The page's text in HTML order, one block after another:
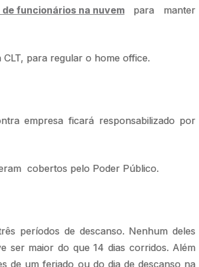
funcionários na nuvempara manter
para regular o home office.
empresa ficará responsabilizado por
cobertos pelo Poder Público.
períodos de descanso. Nenhum deles
ser maior do que 14 dias corridos. Além
de um feriado ou do dia de descanso na